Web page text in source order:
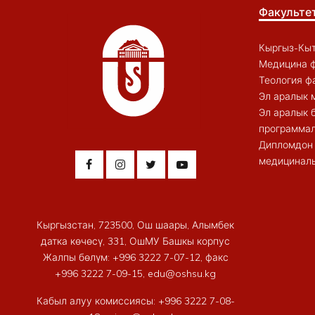
Кыргызстан, 723500, Ош шаары, Алымбек
датка көчөсү, 331, ОшМУ Башкы корпус
Жалпы бөлүм: +996 3222 7-07-12, факс
+996 3222 7-09-15, edu@oshsu.kg
Кабыл алуу комиссиясы: +996 3222 7-08-
Кыргыз-
Медицина
Теология
Эл аралык
Эл аралык
Дипломдон